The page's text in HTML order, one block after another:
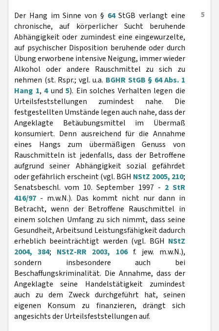
5
Der Hang im Sinne von § 64StGB verlangt eine
chronische, auf körperlicher Sucht beruhende
Abhängigkeit oder zumindest eine eingewurzelte,
auf psychischer Disposition beruhende oder durch
Übung erworbene intensive Neigung, immer wieder
Alkohol oder andere Rauschmittel zu sich zu
nehmen (st. Rspr.; vgl. u.a. BGHR StGB § 64 Abs. 1
Hang 1,4und5). Ein solches Verhalten legen die
Urteilsfeststellungen zumindest nahe. Die
festgestellten Umstände legen auch nahe, dass der
Angeklagte Betäubungsmittel im Übermaß
konsumiert. Denn ausreichend für die Annahme
eines Hangs zum übermäßigen Genuss von
Rauschmitteln ist jedenfalls, dass der Betroffene
aufgrund seiner Abhängigkeit sozial gefährdet
oder gefährlich erscheint (vgl. BGH NStZ 2005, 210;
Senatsbeschl. vom 10. September 1997 - 2 StR
416/97 - m.w.N.). Das kommt nicht nur dann in
Betracht, wenn der Betroffene Rauschmittel in
einem solchen Umfang zu sich nimmt, dass seine
Gesundheit, Arbeitsund Leistungsfähigkeit dadurch
erheblich beeinträchtigt werden (vgl. BGH NStZ
2004, 384; NStZ-RR 2003, 106f. jew. m.w.N.),
sondern insbesondere auch bei
Beschaffungskriminalität. Die Annahme, dass der
Angeklagte seine Handelstätigkeit zumindest
auch zu dem Zweck durchgeführt hat, seinen
eigenen Konsum zu finanzieren, drängt sich
angesichts der Urteilsfeststellungen auf.